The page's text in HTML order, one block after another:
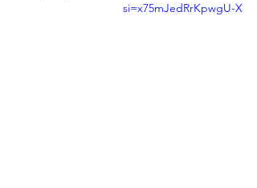
si=x75mJedRrKpwgU-X